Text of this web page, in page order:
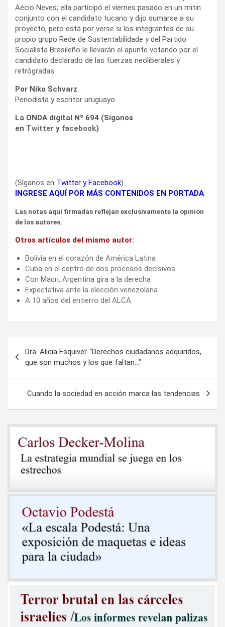
Aécio Neves; ella participó el viernes pasado en un mitin
conjunto con el candidato tucano y dijo sumarse a su
proyecto, pero está por verse si los integrantes de su
propio grupo Rede de Sustentabilidade y del Partido
Socialista Brasileño le llevarán el apunte votando por el
candidato declarado de las fuerzas neoliberales y
retrógradas.
Por Niko Schvarz
Periodista y escritor uruguayo
La ONDA digital Nº 694 (Síganos
en Twitter y facebook)
(Síganos en Twitter yFacebook)
INGRESE AQUÍ POR MÁS CONTENIDOS EN PORTADA
Las notas aquí firmadas reflejan exclusivamente la opinión
de los autores.
Otros artículos del mismo autor:
Bolivia en el corazón de América Latina
Cuba en el centro de dos procesos decisivos
Con Macri, Argentina gira a la derecha
Expectativa ante la elección venezolana
A 10 años del entierro del ALCA
de
entradas
Dra. Alicia Esquivel: “Derechos ciudadanos adquiridos,
que son muchos y los que faltan…”
Cuando la sociedad en acción marca las tendencias